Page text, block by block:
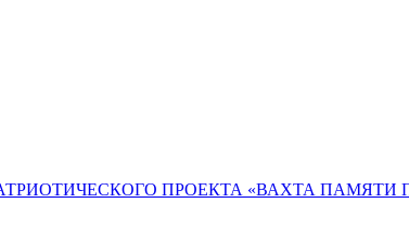
ПРОЕКТА «ВАХТА ПАМЯТИ